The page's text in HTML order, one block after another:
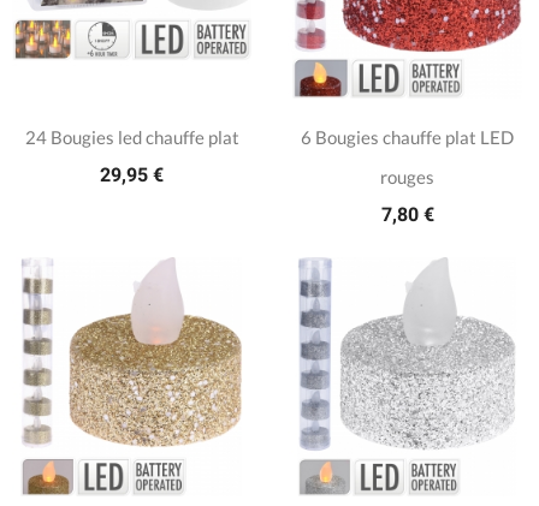
24 Bougies led chauffe plat
29,95 €
6 Bougies chauffe plat LED
rouges
7,80 €